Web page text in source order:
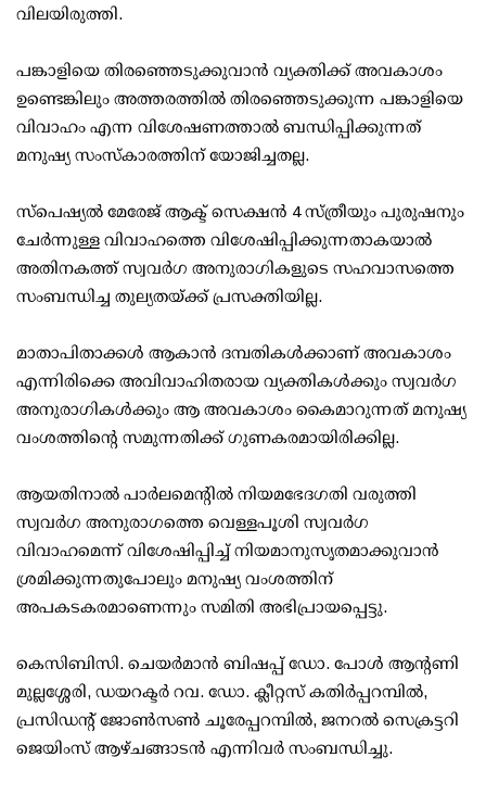
വിലയിരുത്തി.
പങ്കാളിയെ തിരഞ്ഞെടുക്കുവാന്‍ വ്യക്തിക്ക് അവകാശം
ഉണ്ടെങ്കിലും അത്തരത്തില്‍ തിരഞ്ഞെടുക്കുന്ന പങ്കാളിയെ
വിവാഹം എന്ന വിശേഷണത്താല്‍ ബന്ധിപ്പിക്കുന്നത്
മനുഷ്യ സംസ്‌കാരത്തിന് യോജിച്ചതല്ല.
സ്‌പെഷ്യല്‍ മേരേജ് ആക്ട് സെക്ഷന്‍ 4 സ്ത്രീയും പുരുഷനും
ചേര്‍ന്നുള്ള വിവാഹത്തെ വിശേഷിപ്പിക്കുന്നതാകയാല്‍
അതിനകത്ത് സ്വവര്‍ഗ അനുരാഗികളുടെ സഹവാസത്തെ
സംബന്ധിച്ച തുല്യതയ്ക്ക് പ്രസക്തിയില്ല.
മാതാപിതാക്കള്‍ ആകാന്‍ ദമ്പതികള്‍ക്കാണ് അവകാശം
എന്നിരിക്കെ അവിവാഹിതരായ വ്യക്തികള്‍ക്കും സ്വവര്‍ഗ
അനുരാഗികള്‍ക്കും ആ അവകാശം കൈമാറുന്നത് മനുഷ്യ
വംശത്തിന്റെ സമുന്നതിക്ക് ഗുണകരമായിരിക്കില്ല.
ആയതിനാല്‍ പാര്‍ലമെന്റില്‍ നിയമഭേദഗതി വരുത്തി
സ്വവര്‍ഗ അനുരാഗത്തെ വെള്ളപൂശി സ്വവര്‍ഗ
വിവാഹമെന്ന് വിശേഷിപ്പിച്ച് നിയമാനുസൃതമാക്കുവാന്‍
ശ്രമിക്കുന്നതുപോലും മനുഷ്യ വംശത്തിന്
അപകടകരമാണെന്നും സമിതി അഭിപ്രായപ്പെട്ടു.
കെസിബിസി. ചെയര്‍മാന്‍ ബിഷപ്പ് ഡോ. പോള്‍ ആന്റണി
മുല്ലശ്ശേരി, ഡയറക്ടര്‍ റവ. ഡോ. ക്ലീറ്റസ് കതിര്‍പ്പറമ്പില്‍,
പ്രസിഡന്റ് ജോണ്‍സണ്‍ ചൂരേപ്പറമ്പില്‍, ജനറല്‍ സെക്രട്ടറി
ജെയിംസ് ആഴ്ചങ്ങാടന്‍ എന്നിവര്‍ സംബന്ധിച്ചു.